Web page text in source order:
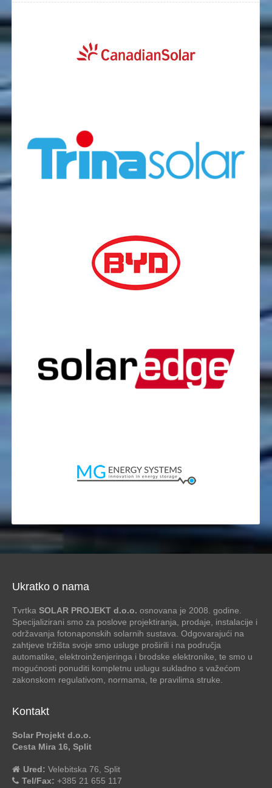
Ukratko o nama
Tvrtka SOLAR PROJEKT d.o.o. osnovana je 2008. godine.
Specijalizirani smo za poslove projektiranja, prodaje, instalacije i
održavanja fotonaponskih solarnih sustava. Odgovarajući na
zahtjeve tržišta svoje smo usluge proširili i na područja
automatike, elektroinženjeringa i brodske elektronike, te smo u
mogućnosti ponuditi kompletnu uslugu sukladno s važećom
zakonskom regulativom, normama, te pravilima struke.
Kontakt
Solar Projekt d.o.o.
Cesta Mira 16, Split
Ured: Velebitska 76, Split
Tel/Fax: +385 21 655 117